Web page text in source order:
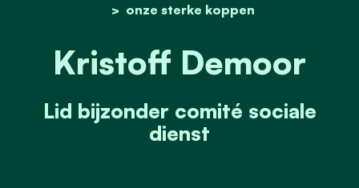
onze sterke koppen
Kristoff Demoor
Lid bijzonder comité sociale
dienst